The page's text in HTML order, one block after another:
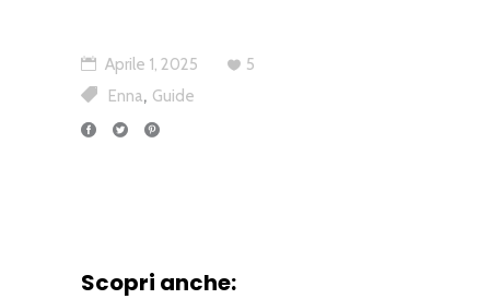
Aprile 1, 2025
5
Enna, Guide
Scopri anche: